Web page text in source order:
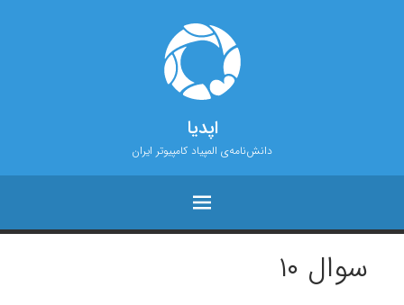
اپدیا
دانش‌نامه‌ی المپیاد کامپیوتر ایران
سوال ۱۰